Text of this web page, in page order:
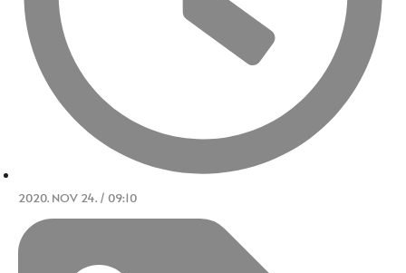
2020. NOV 24. / 09:10